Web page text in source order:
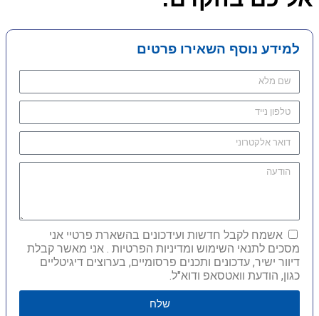
למידע נוסף השאירו פרטים
אשמח לקבל חדשות ועידכונים בהשארת פרטיי אני
מסכים לתנאי השימוש ומדיניות הפרטיות . אני מאשר קבלת
דיוור ישיר, עדכונים ותכנים פרסומיים, בערוצים דיגיטליים
כגון, הודעת וואטסאפ ודוא"ל.
שלח